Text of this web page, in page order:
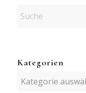
Kategorien
Kategorien